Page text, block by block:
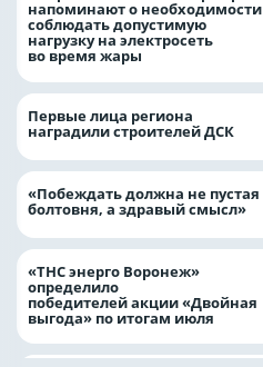
напоминают о необходимости
соблюдать допустимую
нагрузку на электросеть
во время жары
Первые лица региона
наградили строителей ДСК
«Побеждать должна не пустая
болтовня, а здравый смысл»
«ТНС энерго Воронеж»
определило
победителей акции «Двойная
выгода» по итогам июля